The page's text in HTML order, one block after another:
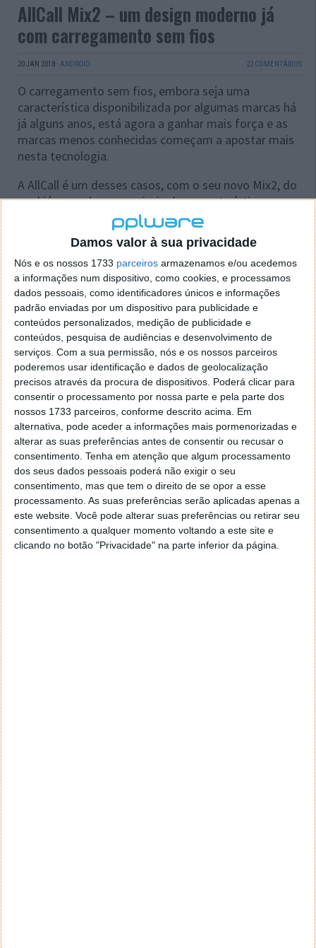
Damos valor à sua privacidade
Nós e os nossos 1733 parceiros armazenamos e/ou acedemos
a informações num dispositivo, como cookies, e processamos
dados pessoais, como identificadores únicos e informações
padrão enviadas por um dispositivo para publicidade e
conteúdos personalizados, medição de publicidade e
conteúdos, pesquisa de audiências e desenvolvimento de
serviços. Com a sua permissão, nós e os nossos parceiros
poderemos usar identificação e dados de geolocalização
precisos através da procura de dispositivos. Poderá clicar para
consentir o processamento por nossa parte e pela parte dos
nossos 1733 parceiros, conforme descrito acima. Em
alternativa, pode aceder a informações mais pormenorizadas e
alterar as suas preferências antes de consentir ou recusar o
consentimento. Tenha em atenção que algum processamento
dos seus dados pessoais poderá não exigir o seu
consentimento, mas que tem o direito de se opor a esse
processamento. As suas preferências serão aplicadas apenas a
este website. Você pode alterar suas preferências ou retirar seu
consentimento a qualquer momento voltando a este site e
clicando no botão "Privacidade" na parte inferior da página.
AllCall Mix2 – um design moderno já
com carregamento sem fios
20 JAN 2018 · ANDROID 22 COMENTÁRIOS
O carregamento sem fios, embora seja uma
característica disponibilizada por algumas marcas há
já alguns anos, está agora a ganhar mais força e as
marcas menos conhecidas começam a apostar mais
nesta tecnologia.
A AllCall é um desses casos, com o seu novo Mix2, do
qual já se conhece a maioria das características e o